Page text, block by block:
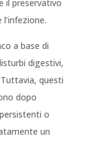
il preservativo
a base di
digestivi,
questi
dopo
o
un